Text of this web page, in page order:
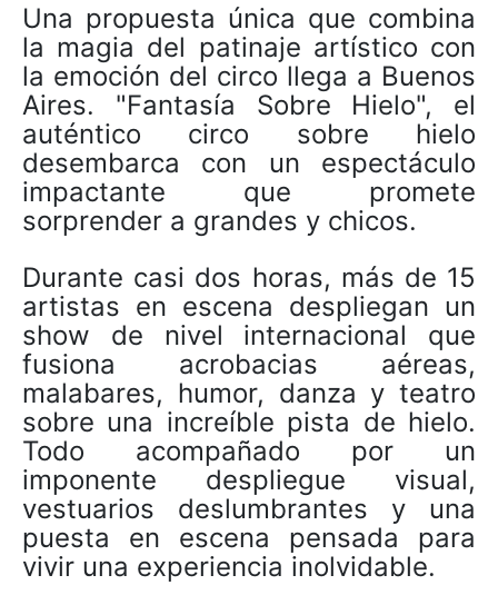
Una propuesta única que combina
la magia del patinaje artístico con
la emoción del circo llega a Buenos
Aires. "Fantasía Sobre Hielo", el
auténtico circo sobre hielo
desembarca con un espectáculo
impactante que promete
sorprender a grandes y chicos.
Durante casi dos horas, más de 15
artistas en escena despliegan un
show de nivel internacional que
fusiona acrobacias aéreas,
malabares, humor, danza y teatro
sobre una increíble pista de hielo.
Todo acompañado por un
imponente despliegue visual,
vestuarios deslumbrantes y una
puesta en escena pensada para
vivir una experiencia inolvidable.